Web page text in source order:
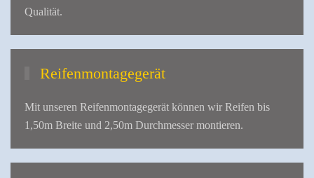
Qualität.
Reifenmontagegerät
Mit unseren Reifenmontagegerät können wir Reifen bis
1,50m Breite und 2,50m Durchmesser montieren.